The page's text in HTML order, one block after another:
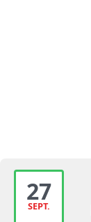
27
SEPT.